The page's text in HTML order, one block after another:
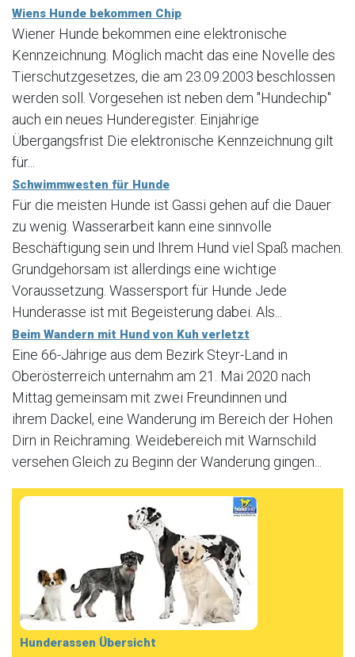
Wiens Hunde bekommen Chip
Wiener Hunde bekommen eine elektronische
Kennzeichnung. Möglich macht das eine Novelle des
Tierschutzgesetzes, die am 23.09.2003 beschlossen
werden soll. Vorgesehen ist neben dem "Hundechip"
auch ein neues Hunderegister. Einjährige
Übergangsfrist Die elektronische Kennzeichnung gilt
für...
Schwimmwesten für Hunde
Für die meisten Hunde ist Gassi gehen auf die Dauer
zu wenig. Wasserarbeit kann eine sinnvolle
Beschäftigung sein und Ihrem Hund viel Spaß machen.
Grundgehorsam ist allerdings eine wichtige
Voraussetzung. Wassersport für Hunde Jede
Hunderasse ist mit Begeisterung dabei. Als...
Beim Wandern mit Hund von Kuh verletzt
Eine 66-Jährige aus dem Bezirk Steyr-Land in
Oberösterreich unternahm am 21. Mai 2020 nach
Mittag gemeinsam mit zwei Freundinnen und
ihrem Dackel, eine Wanderung im Bereich der Hohen
Dirn in Reichraming. Weidebereich mit Warnschild
versehen Gleich zu Beginn der Wanderung gingen...
Hunderassen Übersicht